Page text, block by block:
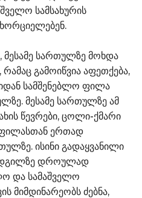
სამსახურის
მესამე სართულზე მოხდა
რამაც გამოიწვია აფეთქება,
სამშენებლო ფილა
მესამე სართულზე ამ
წევრები, ცოლი-ქმარი
ერთად
ისინი გადაყვანილი
დროულად
და სამაშველო
მიმდინარეობს ძებნა,